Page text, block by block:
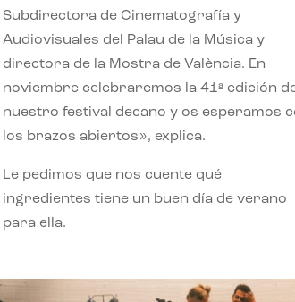
Subdirectora de Cinematografía y
Audiovisuales del Palau de la Música y
directora de la Mostra de València. En
noviembre celebraremos la 41ª edición
nuestro festival decano y os esperamos
los brazos abiertos», explica.
Le pedimos que nos cuente qué
ingredientes tiene un buen día de verano
para ella.